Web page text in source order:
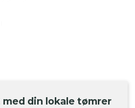
din lokale tømrer